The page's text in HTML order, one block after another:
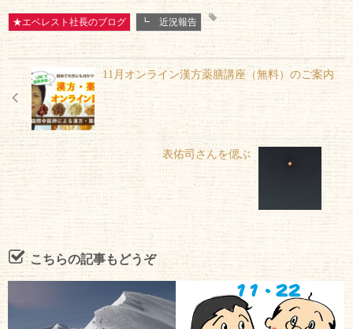
★エベレスト社長のブログ ┗ 近況報告
11月オンライン漢方薬膳講座（無料）のご案内
表佑司さんを偲ぶ
こちらの記事もどうぞ